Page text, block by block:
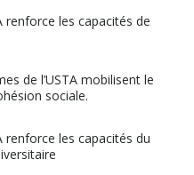
renforce les capacités de
de l’USTA mobilisent le
sociale.
renforce les capacités du